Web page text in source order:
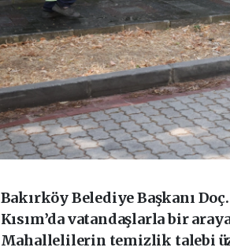
Bakırköy Belediye Başkanı
Kısım’da vatandaşlarla bir
Mahallelilerin temizlik talebi